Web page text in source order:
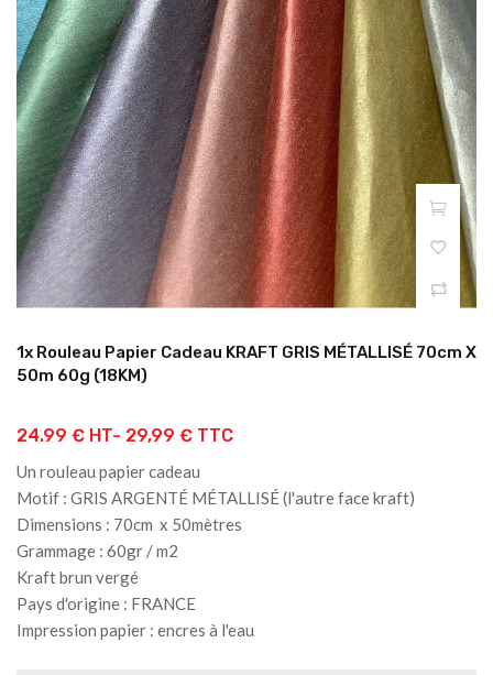
1x Rouleau Papier Cadeau KRAFT GRIS MÉTALLISÉ 70cm X
50m 60g (18KM)
24.99 € HT- 29,99 € TTC
Un rouleau papier cadeau
Motif : GRIS ARGENTÉ MÉTALLISÉ (l'autre face kraft)
Dimensions : 70cm x 50mètres
Grammage : 60gr / m2
Kraft brun vergé
Pays d'origine : FRANCE
Impression papier : encres à l'eau